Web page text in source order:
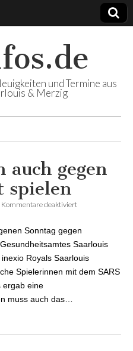
und Termine aus
& Merzig
auch gegen
spielen
Kommentare deaktiviert
spielen
Sonntag gegen
Saarlouis
Royals Saarlouis
Spielerinnen mit dem SARS
ergab eine
muss auch das…